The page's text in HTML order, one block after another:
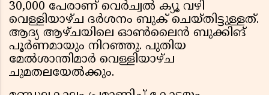
30,000 പേരാണ് വെര്‍ച്വല്‍ ക്യൂ വഴി
വെള്ളിയാഴ്ച ദര്‍ശനം ബുക് ചെയ്തിട്ടുള്ളത്.
ആദ്യ ആഴ്ചയിലെ ഓണ്‍ലൈന്‍ ബുക്കിങ്
പൂര്‍ണമായും നിറഞ്ഞു. പുതിയ
മേല്‍ശാന്തിമാര്‍ വെള്ളിയാഴ്ച
ചുമതലയേല്‍ക്കും.